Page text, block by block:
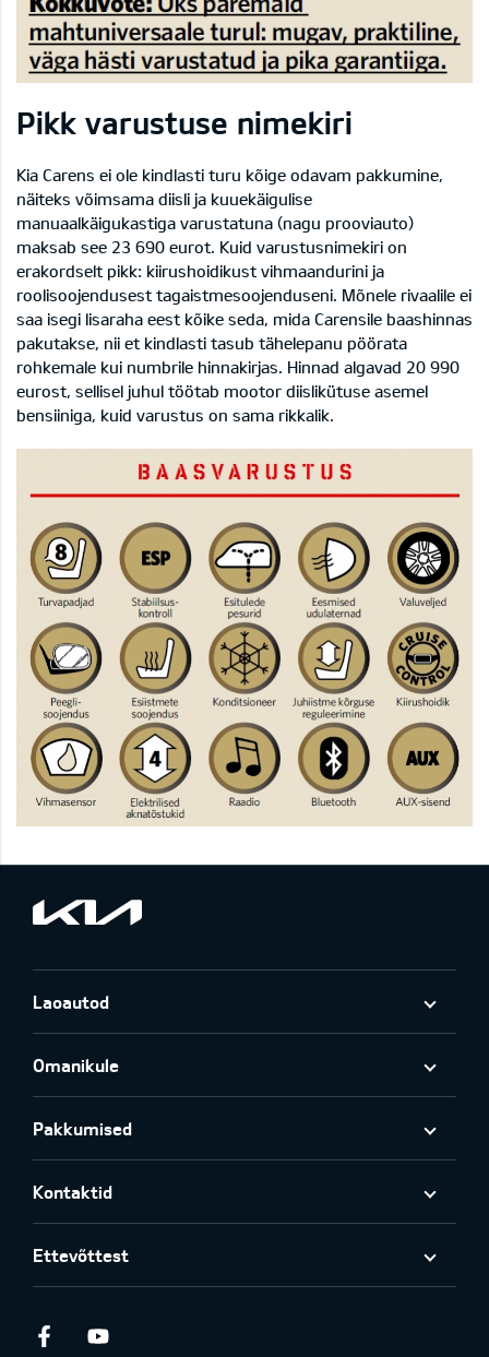
Pikk varustuse nimekiri
Kia Carens ei ole kindlasti turu kõige odavam pakkumine,
näiteks võimsama diisli ja kuuekäigulise
manuaalkäigukastiga varustatuna (nagu prooviauto)
maksab see 23 690 eurot. Kuid varustusnimekiri on
erakordselt pikk: kiirushoidikust vihmaandurini ja
roolisoojendusest tagaistmesoojenduseni. Mõnele rivaalile ei
saa isegi lisaraha eest kõike seda, mida Carensile baashinnas
pakutakse, nii et kindlasti tasub tähelepanu pöörata
rohkemale kui numbrile hinnakirjas. Hinnad algavad 20 990
eurost, sellisel juhul töötab mootor diislikütuse asemel
bensiiniga, kuid varustus on sama rikkalik.
Laoautod
Omanikule
Pakkumised
Kontaktid
Ettevõttest
Facebook